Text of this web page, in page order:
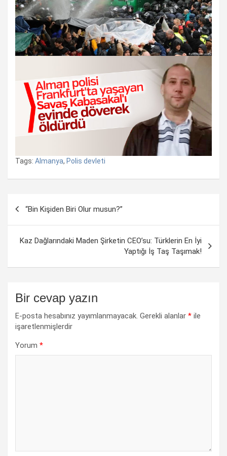
Tags: Almanya, Polis devleti
dolaşımı
“Bin Kişiden Biri Olur musun?”
Kaz Dağlarındaki Maden Şirketin CEO’su: Türklerin En İyi
Yaptığı İş Taş Taşımak!
Bir cevap yazın
E-posta hesabınız yayımlanmayacak. Gerekli alanlar * ile
işaretlenmişlerdir
Yorum *